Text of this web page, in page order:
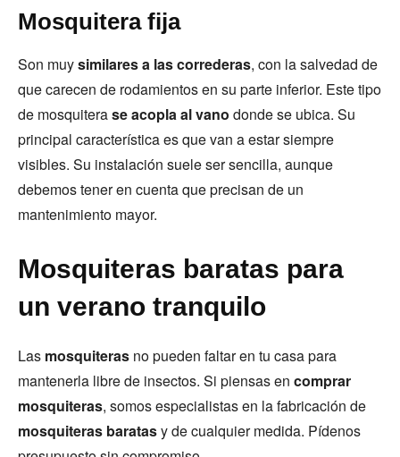
Mosquitera fija
Son muysimilares a las correderas, con la salvedad de
que carecen de rodamientos en su parte inferior. Este tipo
de mosquiterase acopla al vano donde se ubica. Su
principal característica es que van a estar siempre
visibles. Su instalación suele ser sencilla, aunque
debemos tener en cuenta que precisan de un
mantenimiento mayor.
Mosquiteras baratas para
un verano tranquilo
Las mosquiteras no pueden faltar en tu casa para
mantenerla libre de insectos. Si piensas en comprar
mosquiteras, somos especialistas en la fabricación de
mosquiteras baratasy de cualquier medida. Pídenos